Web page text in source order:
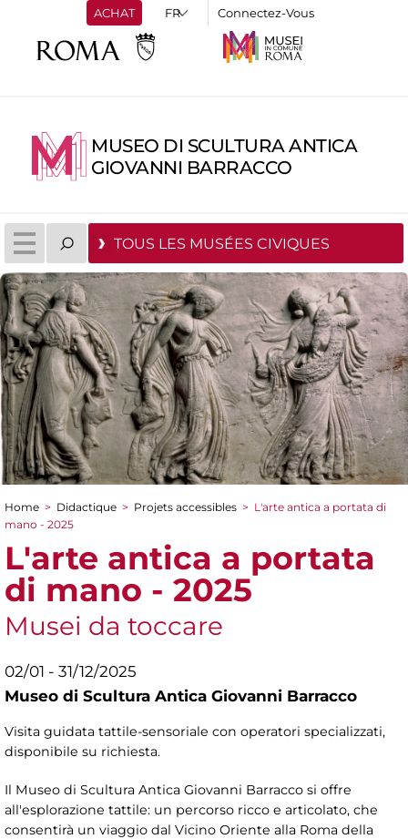
ACHAT Connectez-Vous
MUSEO DI SCULTURA ANTICA
GIOVANNI BARRACCO
TOUS LES MUSÉES CIVIQUES
You are here
Home > Didactique > Projets accessibles > L'arte antica a portata di
mano - 2025
L'arte antica a portata
di mano - 2025
Musei da toccare
02/01 - 31/12/2025
Museo di Scultura Antica Giovanni Barracco
Visita guidata tattile-sensoriale con operatori specializzati,
disponibile su richiesta.
Il Museo di Scultura Antica Giovanni Barracco si offre
all'esplorazione tattile: un percorso ricco e articolato, che
consentirà un viaggio dal Vicino Oriente alla Roma della